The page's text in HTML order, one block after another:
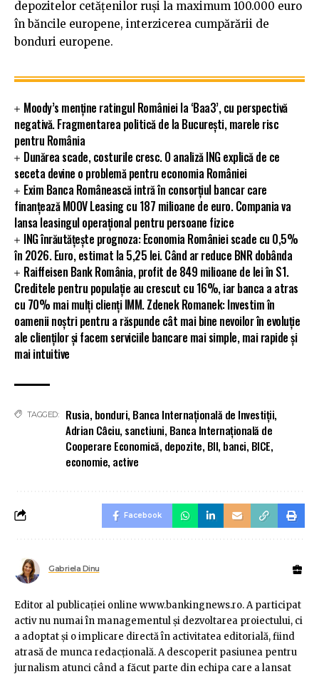
depozitelor cetăţenilor ruşi la maximum 100.000 euro
în băncile europene, interzicerea cumpărării de
bonduri europene.
Moody’s menține ratingul României la ‘Baa3’, cu perspectivă
negativă. Fragmentarea politică de la București, marele risc
pentru România
Dunărea scade, costurile cresc. O analiză ING explică de ce
seceta devine o problemă pentru economia României
Exim Banca Românească intră în consorțiul bancar care
finanțează MOOV Leasing cu 187 milioane de euro. Compania va
lansa leasingul operațional pentru persoane fizice
ING înrăutățește prognoza: Economia României scade cu 0,5%
în 2026. Euro, estimat la 5,25 lei. Când ar reduce BNR dobânda
Raiffeisen Bank România, profit de 849 milioane de lei în S1.
Creditele pentru populație au crescut cu 16%, iar banca a atras
cu 70% mai mulți clienți IMM. Zdenek Romanek: Investim în
oamenii noștri pentru a răspunde cât mai bine nevoilor în evoluție
ale clienților și facem serviciile bancare mai simple, mai rapide și
mai intuitive
TAGGED: Rusia, bonduri, Banca Internațională de Investiții,
Adrian Câciu, sanctiuni, Banca Internaţională de
Cooperare Economică, depozite, BII, banci, BICE,
economie, active
Facebook
Gabriela Dinu
Editor al publicaţiei online www.bankingnews.ro. A participat
activ nu numai în managementul şi dezvoltarea proiectului, ci
a adoptat şi o implicare directă în activitatea editorială, fiind
atrasă de munca redacţională. A descoperit pasiunea pentru
jurnalism atunci când a făcut parte din echipa care a lansat